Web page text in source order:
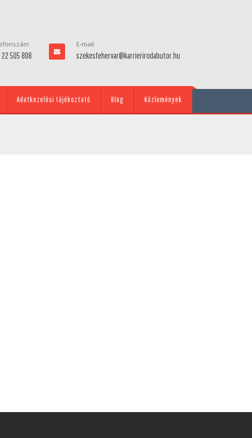
505 808
E-mail
szekesfehervar@karrierirodabutor.hu
Adatkezelési tájékoztató Blog Közlemények